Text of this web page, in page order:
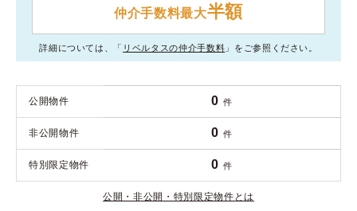
仲介手数料最大半額
詳細については、「 リベルタスの仲介手数料 」をご参照ください。
公開物件 0 件
非公開物件 0 件
特別限定物件 0 件
公開・非公開・特別限定物件とは